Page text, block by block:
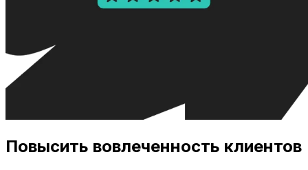
Повысить вовлеченность клиентов